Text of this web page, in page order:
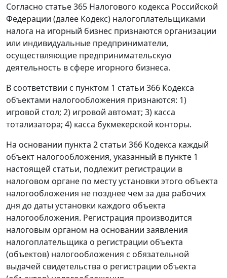
Согласно статье 365 Налогового кодекса Российской
Федерации (далее Кодекс) налогоплательщиками
налога на игорный бизнес признаются организации
или индивидуальные предприниматели,
осуществляющие предпринимательскую
деятельность в сфере игорного бизнеса.
В соответствии с пунктом 1 статьи 366 Кодекса
объектами налогообложения признаются: 1)
игровой стол; 2) игровой автомат; 3) касса
тотализатора; 4) касса букмекерской конторы.
На основании пункта 2 статьи 366 Кодекса каждый
объект налогообложения, указанный в пункте 1
настоящей статьи, подлежит регистрации в
налоговом органе по месту установки этого объекта
налогообложения не позднее чем за два рабочих
дня до даты установки каждого объекта
налогообложения. Регистрация производится
налоговым органом на основании заявления
налогоплательщика о регистрации объекта
(объектов) налогообложения с обязательной
выдачей свидетельства о регистрации объекта